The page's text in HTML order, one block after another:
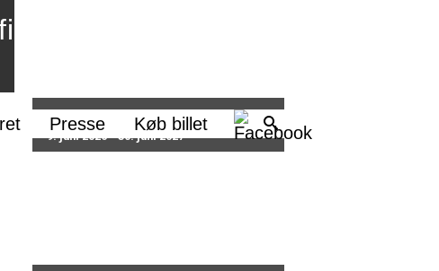
Presse Køb billet
Sæson 2026/27
9. juni 2026 - 30. juni 2027